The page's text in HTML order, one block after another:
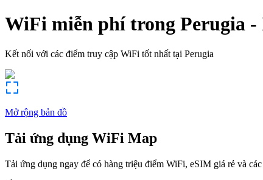
WiFi miễn phí trong Perugia -
Kết nối với các điểm truy cập WiFi tốt nhất tại Perugia
Mở rộng bản đồ
Tải ứng dụng WiFi Map
Tải ứng dụng ngay để có hàng triệu điểm WiFi, eSIM giá rẻ và